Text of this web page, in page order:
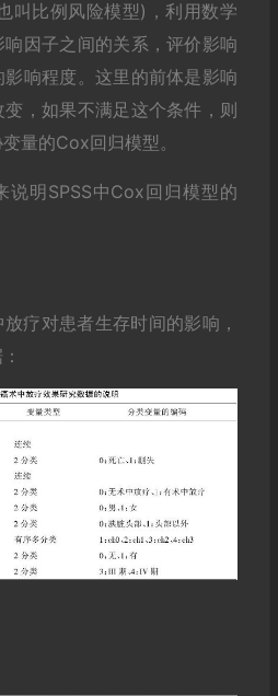
叫比例风险模型)，利用数学
因子之间的关系，评价影响
响程度。这里的前体是影响
，如果不满足这个条件，则
量的Cox回归模型。
说明SPSS中Cox回归模型的
疗对患者生存时间的影响，